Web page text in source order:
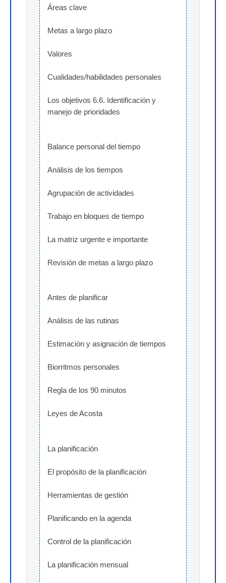
Áreas clave
Metas a largo plazo
Valores
Cualidades/habilidades personales
Los objetivos 6.6. Identificación y
manejo de prioridades
Balance personal del tiempo
Análisis de los tiempos
Agrupación de actividades
Trabajo en bloques de tiempo
La matriz urgente e importante
Revisión de metas a largo plazo
Antes de planificar
Análisis de las rutinas
Estimación y asignación de tiempos
Biorritmos personales
Regla de los 90 minutos
Leyes de Acosta
La planificación
El propósito de la planificación
Herramientas de gestión
Planificando en la agenda
Control de la planificación
La planificación mensual